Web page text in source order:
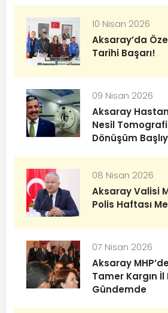
10 Nisan 2026
Aksaray’da
Tarihi Başarı!
09 Nisan 2026
Aksaray
Nesil
Dönüşüm
08 Nisan 2026
Aksaray Valisi
Polis Haftası
07 Nisan 2026
Aksaray
Tamer Kargın İl
Gündemde